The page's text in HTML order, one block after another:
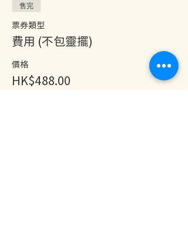
售完
票券類型
費用 (不包靈擺)
價格
HK$488.00